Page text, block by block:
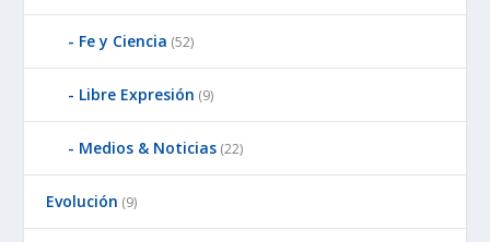
Fe y Ciencia (52)
Libre Expresión (9)
Medios & Noticias (22)
Evolución (9)